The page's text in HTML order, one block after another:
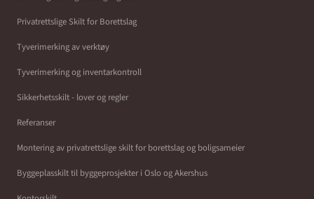
Privatrettslige Skilt for Borettslag
Tyverimerking av verktøy
Tyverimerking og inventarkontroll
Sikkerhetsskilt - lover og regler
Referanser
Montering av privatrettslige skilt for borettslag og boligsameier
Byggeplasskilt til byggeprosjekter i Oslo og Akershus